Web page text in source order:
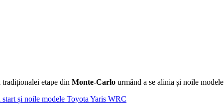
tradiționalei etape din Monte-Carlo urmând a se alinia și noile modele
și noile modele Toyota Yaris WRC